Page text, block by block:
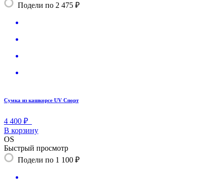
Подели по 2 475 ₽
Сумка из кашкорсе UV Спорт
4 400 ₽
В корзину
OS
Быстрый просмотр
Подели по 1 100 ₽